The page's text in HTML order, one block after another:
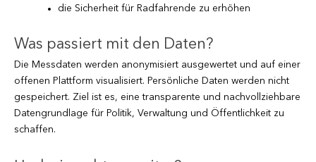
die Sicherheit für Radfahrende zu erhöhen
Was passiert mit den Daten?
Die Messdaten werden anonymisiert ausgewertet und auf einer
offenen Plattform visualisiert. Persönliche Daten werden nicht
gespeichert. Ziel ist es, eine transparente und nachvollziehbare
Datengrundlage für Politik, Verwaltung und Öffentlichkeit zu
schaffen.